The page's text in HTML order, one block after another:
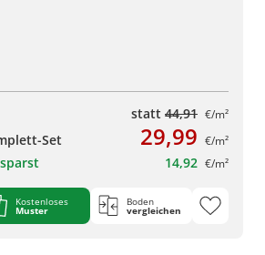
statt 44,91 €/m²
Set 29,99 €/m²
14,92 €/m²
Kostenloses
Muster
Boden
vergleichen